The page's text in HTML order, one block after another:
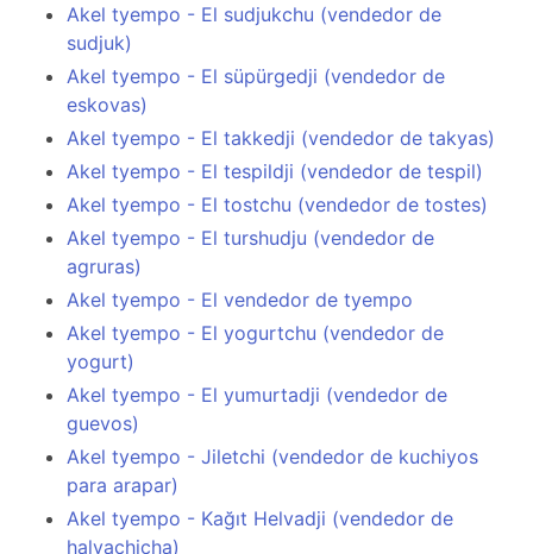
Akel tyempo - El sudjukchu (vendedor de
sudjuk)
Akel tyempo - El süpürgedji (vendedor de
eskovas)
Akel tyempo - El takkedji (vendedor de takyas)
Akel tyempo - El tespildji (vendedor de tespil)
Akel tyempo - El tostchu (vendedor de tostes)
Akel tyempo - El turshudju (vendedor de
agruras)
Akel tyempo - El vendedor de tyempo
Akel tyempo - El yogurtchu (vendedor de
yogurt)
Akel tyempo - El yumurtadji (vendedor de
guevos)
Akel tyempo - Jiletchi (vendedor de kuchiyos
para arapar)
Akel tyempo - Kağıt Helvadji (vendedor de
halvachicha)